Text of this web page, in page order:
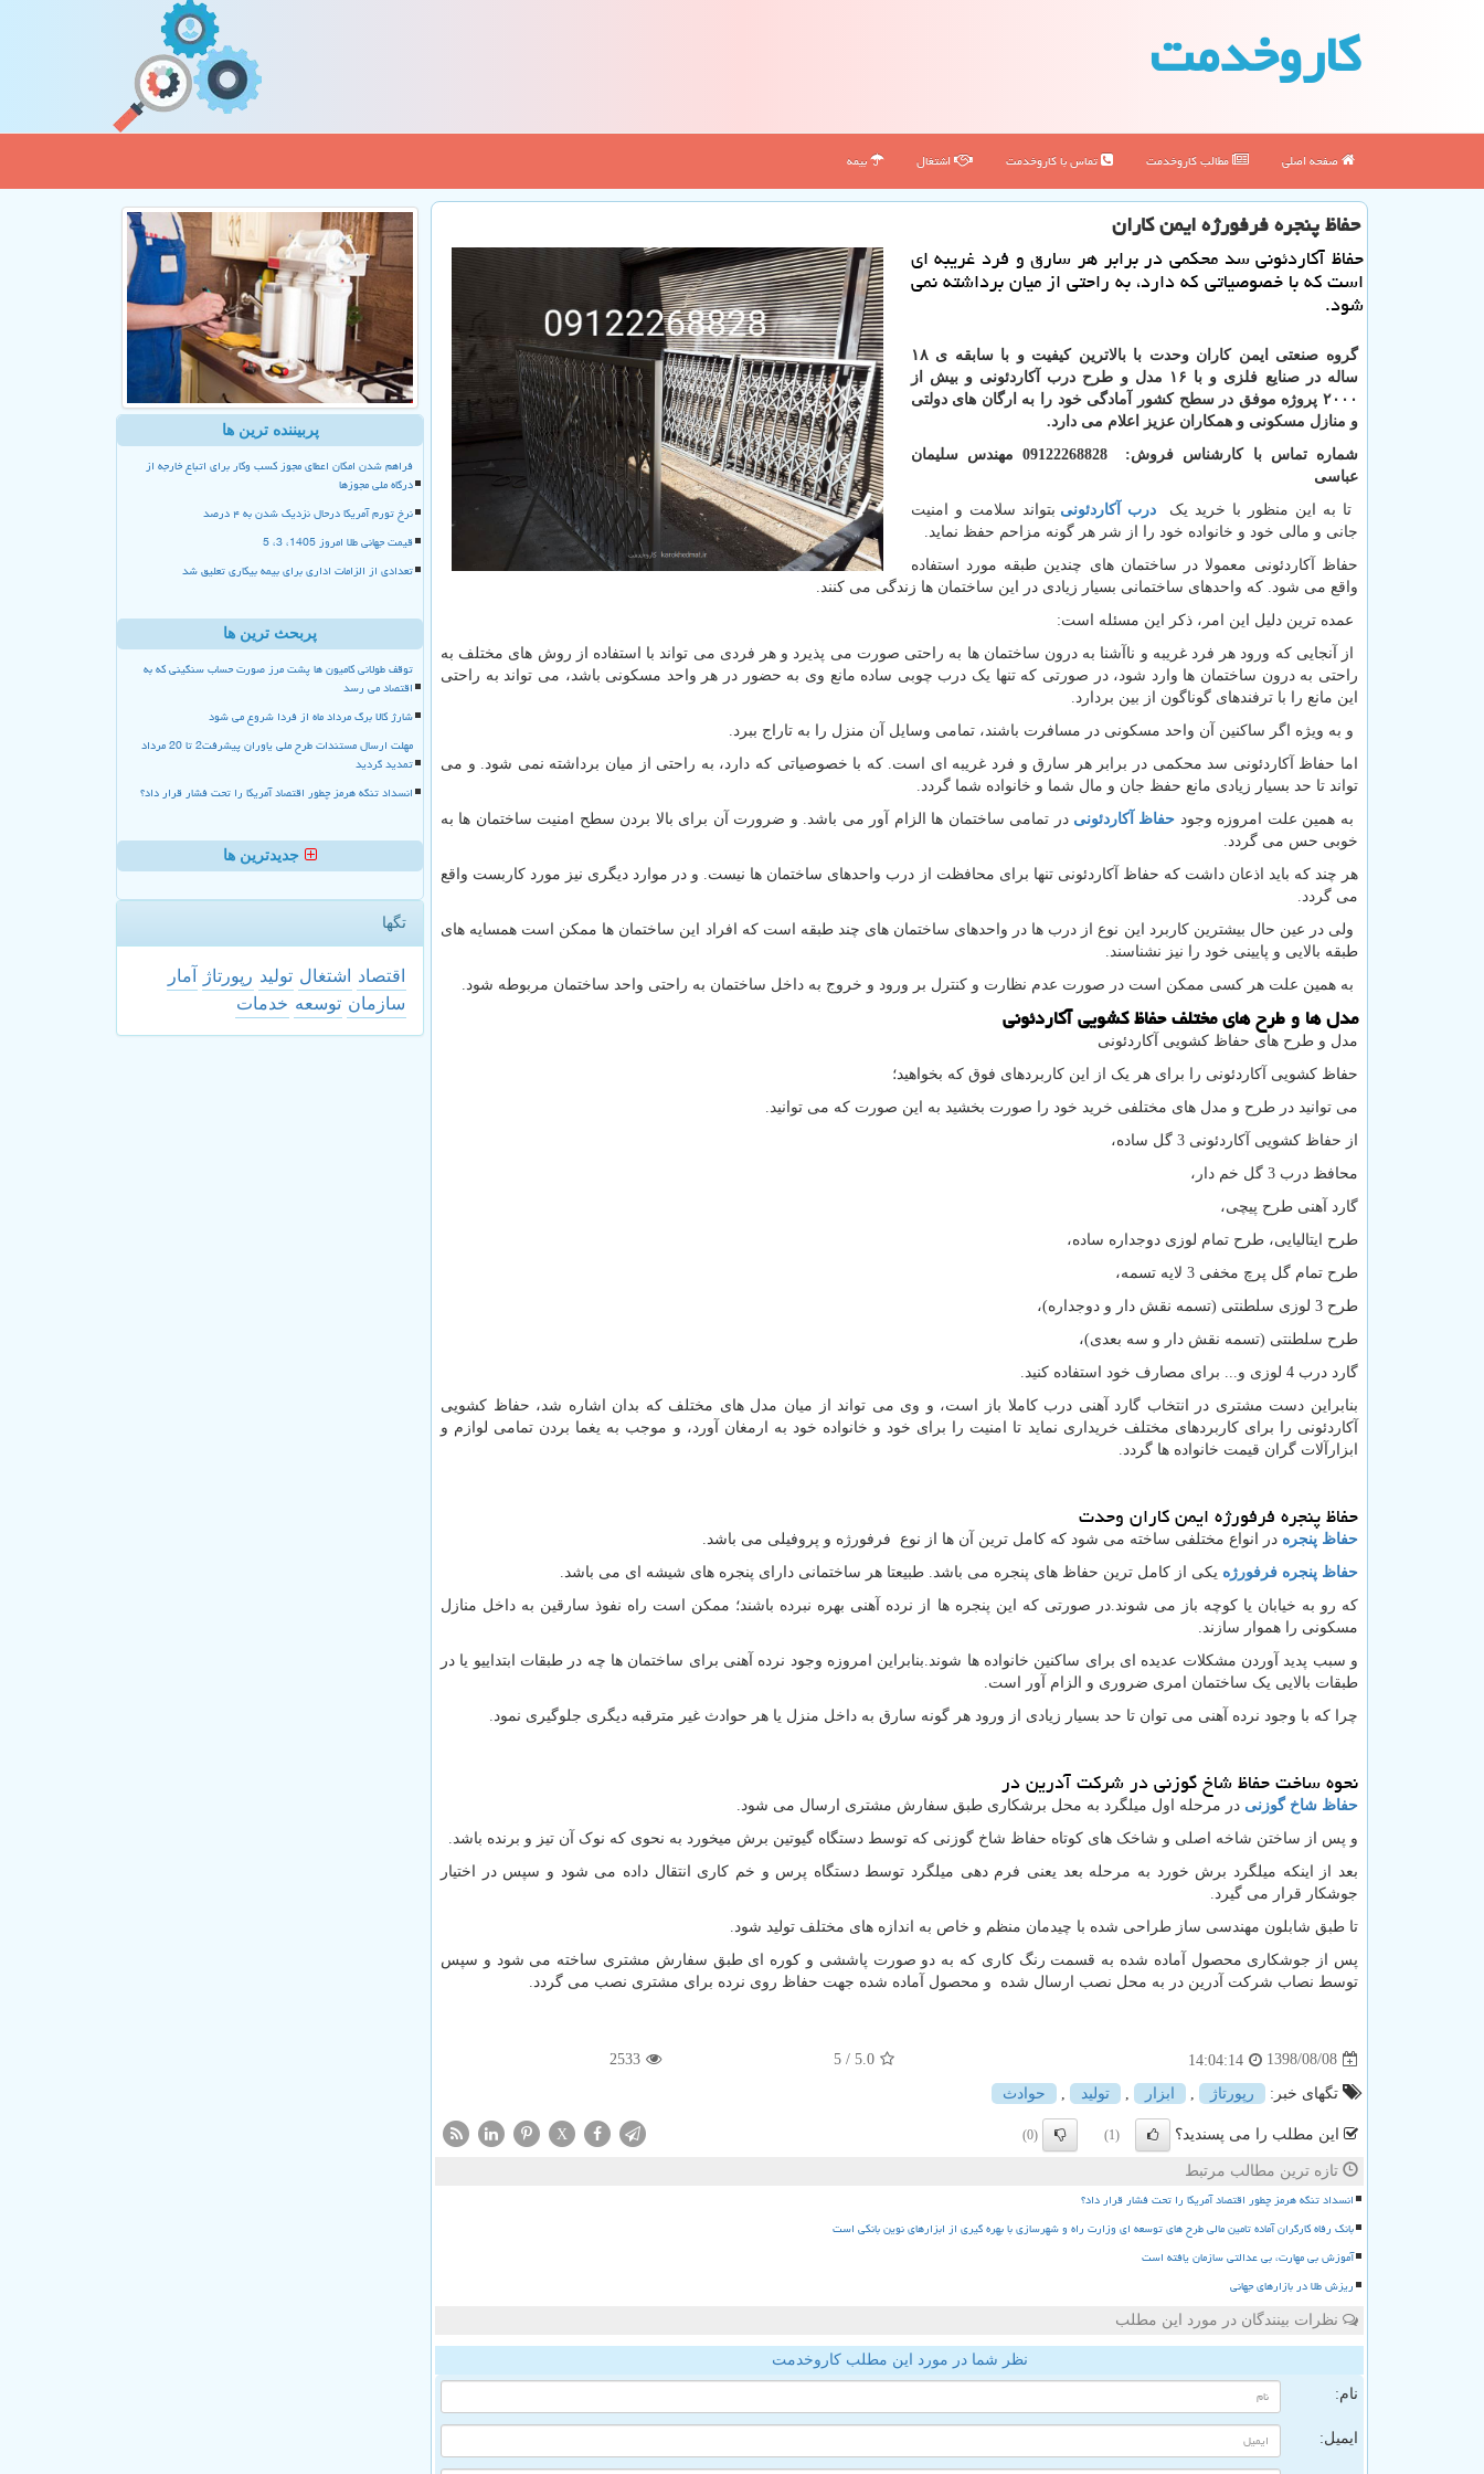
كاروخدمت
صفحه اصلی مطالب كاروخدمت تماس با كاروخدمت اشتغال بیمه
حفاظ پنجره فرفورژه ایمن كاران
حفاظ آكاردئونی سد محكمی در برابر هر سارق و فرد غریبه ای
است كه با خصوصیاتی كه دارد، به راحتی از میان برداشته نمی
شود.
گروه صنعتی ایمن کاران وحدت با بالاترین کیفیت و با سابقه ی ۱۸
ساله در صنایع فلزی و با ۱۶ مدل و طرح درب آکاردئونی و بیش از
۲۰۰۰ پروژه موفق در سطح کشور آمادگی خود را به ارگان های دولتی
و منازل مسکونی و همکاران عزیز اعلام می دارد.
شماره تماس با کارشناس فروش: 09122268828 مهندس سلیمان
عباسی
تا به این منظور با خرید یکدرب آکاردئونی بتواند سلامت و امنیت
جانی و مالی خود و خانواده خود را از شر هر گونه مزاحم حفظ نماید.
حفاظ آکاردئونی معمولا در ساختمان های چندین طبقه مورد استفاده
واقع می شود. که واحدهای ساختمانی بسیار زیادی در این ساختمان ها زندگی می کنند.
عمده ترین دلیل این امر، ذکر این مسئله است:
از آنجایی که ورود هر فرد غریبه و ناآشنا به درون ساختمان ها به راحتی صورت می پذیرد و هر فردی می تواند با استفاده از روش های مختلف به
راحتی به درون ساختمان ها وارد شود، در صورتی که تنها یک درب چوبی ساده مانع وی به حضور در هر واحد مسکونی باشد، می تواند به راحتی
این مانع را با ترفندهای گوناگون از بین بردارد.
و به ویژه اگر ساکنین آن واحد مسکونی در مسافرت باشند، تمامی وسایل آن منزل را به تاراج ببرد.
اما حفاظ آکاردئونی سد محکمی در برابر هر سارق و فرد غریبه ای است. که با خصوصیاتی که دارد، به راحتی از میان برداشته نمی شود. و می
تواند تا حد بسیار زیادی مانع حفظ جان و مال شما و خانواده شما گردد.
به همین علت امروزه وجود حفاظ آکاردئونی در تمامی ساختمان ها الزام آور می باشد. و ضرورت آن برای بالا بردن سطح امنیت ساختمان ها به
خوبی حس می گردد.
هر چند که باید اذعان داشت که حفاظ آکاردئونی تنها برای محافظت از درب واحدهای ساختمان ها نیست. و در موارد دیگری نیز مورد کاربست واقع
می گردد.
ولی در عین حال بیشترین کاربرد این نوع از درب ها در واحدهای ساختمان های چند طبقه است که افراد این ساختمان ها ممکن است همسایه های
طبقه بالایی و پایینی خود را نیز نشناسند.
به همین علت هر کسی ممکن است در صورت عدم نظارت و کنترل بر ورود و خروج به داخل ساختمان به راحتی واحد ساختمان مربوطه شود.
مدل ها و طرح های مختلف حفاظ کشویی آکاردئونی
مدل و طرح های حفاظ کشویی آکاردئونی
حفاظ کشویی آکاردئونی را برای هر یک از این کاربردهای فوق که بخواهید؛
می توانید در طرح و مدل های مختلفی خرید خود را صورت بخشید به این صورت که می توانید.
از حفاظ کشویی آکاردئونی 3 گل ساده،
محافظ درب 3 گل خم دار،
گارد آهنی طرح پیچی،
طرح ایتالیایی، طرح تمام لوزی دوجداره ساده،
طرح تمام گل پرچ مخفی 3 لایه تسمه،
طرح 3 لوزی سلطنتی (تسمه نقش دار و دوجداره)،
طرح سلطنتی (تسمه نقش دار و سه بعدی)،
گارد درب 4 لوزی و... برای مصارف خود استفاده کنید.
بنابراین دست مشتری در انتخاب گارد آهنی درب کاملا باز است، و وی می تواند از میان مدل های مختلف که بدان اشاره شد، حفاظ کشویی
آکاردئونی را برای کاربردهای مختلف خریداری نماید تا امنیت را برای خود و خانواده خود به ارمغان آورد، و موجب به یغما بردن تمامی لوازم و
ابزارآلات گران قیمت خانواده ها گردد.
حفاظ پنجره فرفورژه ایمن کاران وحدت
حفاظ پنجره در انواع مختلفی ساخته می شود که کامل ترین آن ها از نوع فرفورژه و پروفیلی می باشد.
حفاظ پنجره فرفورژه یکی از کامل ترین حفاظ های پنجره می باشد. طبیعتا هر ساختمانی دارای پنجره های شیشه ای می باشد.
که رو به خیابان یا کوچه باز می شوند.در صورتی که این پنجره ها از نرده آهنی بهره نبرده باشند؛ ممکن است راه نفوذ سارقین به داخل منازل
مسکونی را هموار سازند.
و سبب پدید آوردن مشکلات عدیده ای برای ساکنین خانواده ها شوند.بنابراین امروزه وجود نرده آهنی برای ساختمان ها چه در طبقات ابتداییو یا در
طبقات بالایی یک ساختمان امری ضروری و الزام آور است.
چرا که با وجود نرده آهنی می توان تا حد بسیار زیادی از ورود هر گونه سارق به داخل منزل یا هر حوادث غیر مترقبه دیگری جلوگیری نمود.
نحوه ساخت حفاظ شاخ گوزنی در شرکت آدرین در
حفاظ شاخ گوزنی در مرحله اول میلگرد به محل برشکاری طبق سفارش مشتری ارسال می شود.
و پس از ساختن شاخه اصلی و شاخک های کوتاه حفاظ شاخ گوزنی که توسط دستگاه گیوتین برش میخورد به نحوی که نوک آن تیز و برنده باشد.
بعد از اینکه میلگرد برش خورد به مرحله بعد یعنی فرم دهی میلگرد توسط دستگاه پرس و خم کاری انتقال داده می شود و سپس در اختیار
جوشکار قرار می گیرد.
تا طبق شابلون مهندسی ساز طراحی شده با چیدمان منظم و خاص به اندازه های مختلف تولید شود.
پس از جوشکاری محصول آماده شده به قسمت رنگ کاری که به دو صورت پاششی و کوره ای طبق سفارش مشتری ساخته می شود و سپس
توسط نصاب شرکت آدرین در به محل نصب ارسال شده و محصول آماده شده جهت حفاظ روی نرده برای مشتری نصب می گردد.
1398/08/08
14:04:14
5.0
/ 5
2533
تگهای خبر: رپورتاژ ابزار تولید حوادث
این مطلب را می پسندید؟ (1)
(0)
X
تازه ترین مطالب مرتبط
انسداد تنگه هرمز چطور اقتصاد آمریکا را تحت فشار قرار داد؟
بانک رفاه کارگران آماده تامین مالی طرح های توسعه ای وزارت راه و شهرسازی با بهره گیری از ابزارهای نوین بانکی است
آموزش بی مهارت، بی عدالتی سازمان یافته است
ریزش طلا در بازارهای جهانی
نظرات بینندگان در مورد این مطلب
نظر شما در مورد این مطلب کاروخدمت
نام:
ایمیل:
پربیننده ترین ها
فراهم شدن امکان اعطای مجوز کسب وکار برای اتباع خارجه از
درگاه ملی مجوزها
نرخ تورم آمریکا درحال نزدیک شدن به ۴ درصد
قیمت جهانی طلا امروز 1405، 3، 5
تعدادی از الزامات اداری برای بیمه بیکاری تعلیق شد
پربحث ترین ها
توقف طولانی کامیون ها پشت مرز صورت حساب سنگینی که به
اقتصاد می رسد
شارژ کالا برگ مرداد ماه از فردا شروع می شود
مهلت ارسال مستندات طرح ملی یاوران پیشرفت2 تا 20 مرداد
تمدید گردید
انسداد تنگه هرمز چطور اقتصاد آمریکا را تحت فشار قرار داد؟
جدیدترین ها
تگها
اقتصاد اشتغال تولید رپورتاژ
آمار
سازمان توسعه خدمات